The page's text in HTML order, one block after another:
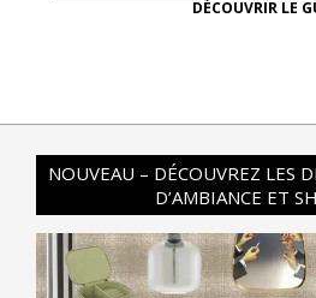
DÉCOUVRIR LE
NOUVEAU – DÉCOUVREZ LES
D’AMBIANCE ET